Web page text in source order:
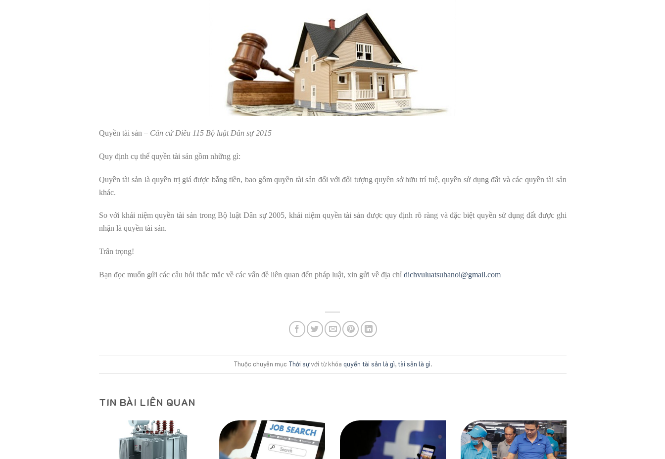
Quyền tài sản – Căn cứ Điều 115 Bộ luật Dân sự 2015
Quy định cụ thể quyền tài sản gồm những gì:
Quyền tài sản là quyền trị giá được bằng tiền, bao gồm quyền tài sản đối với đối tượng quyền sở hữu trí tuệ, quyền sử dụng đất và các quyền tài sản
khác.
So với khái niệm quyền tài sản trong Bộ luật Dân sự 2005, khái niệm quyền tài sản được quy định rõ ràng và đặc biệt quyền sử dụng đất được ghi
nhận là quyền tài sản.
Trân trọng!
Bạn đọc muốn gửi các câu hỏi thắc mắc về các vấn đề liên quan đến pháp luật, xin gửi về địa chỉ dichvuluatsuhanoi@gmail.com
Thuộc chuyên mục Thời sựvới từ khóa quyền tài sản là gì,tài sản là gì.
TIN BÀI LIÊN QUAN